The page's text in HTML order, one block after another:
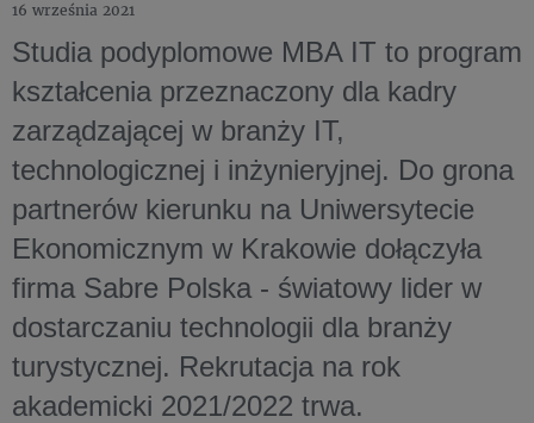
16 września 2021
Studia podyplomowe MBA IT to program
kształcenia przeznaczony dla kadry
zarządzającej w branży IT,
technologicznej i inżynieryjnej. Do grona
partnerów kierunku na Uniwersytecie
Ekonomicznym w Krakowie dołączyła
firma Sabre Polska - światowy lider w
dostarczaniu technologii dla branży
turystycznej. Rekrutacja na rok
akademicki 2021/2022 trwa.